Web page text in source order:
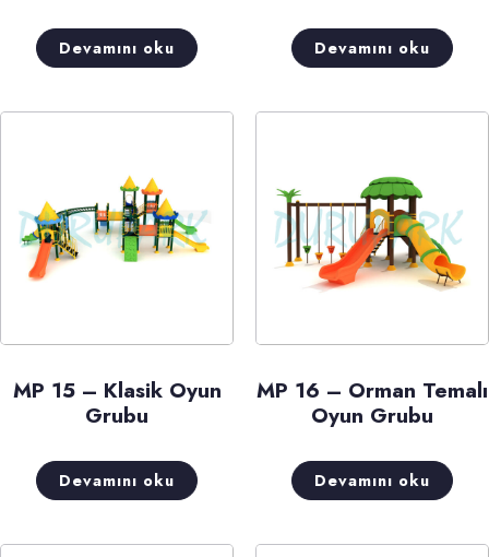
Devamını oku Devamını oku
MP 15 – Klasik Oyun
Grubu
Devamını oku
MP 16 – Orman Temalı
Oyun Grubu
Devamını oku